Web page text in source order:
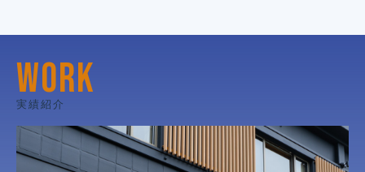
WORK
実績紹介